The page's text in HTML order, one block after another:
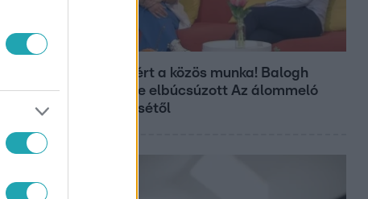
Véget ért a közös munka! Balogh
Levente elbúcsúzott Az álommeló
győztesétől